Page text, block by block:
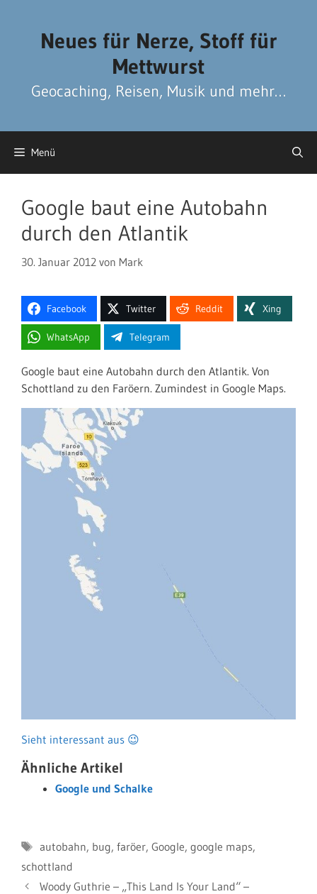
Neues für Nerze, Stoff für
Mettwurst
Geocaching, Reisen, Musik und mehr…
Menü
Google baut eine Autobahn
durch den Atlantik
30. Januar 2012 von Mark
Facebook Twitter Reddit Xing
WhatsApp Telegram
Google baut eine Autobahn durch den Atlantik. Von
Schottland zu den Faröern. Zumindest in Google Maps.
Sieht interessant aus 😉
Ähnliche Artikel
Google und Schalke
Schlagwörter
autobahn, bug, faröer, Google, google maps,
schottland
Woody Guthrie – „This Land Is Your Land“ –